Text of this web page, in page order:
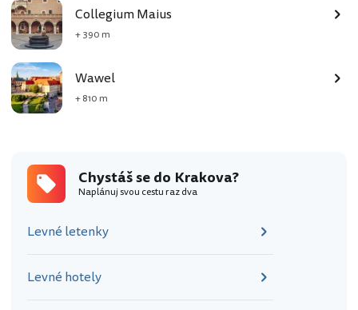
Collegium Maius
+ 390 m
Wawel
+ 810 m
Chystáš se do Krakova?
Naplánuj svou cestu raz dva
Levné letenky
Levné hotely